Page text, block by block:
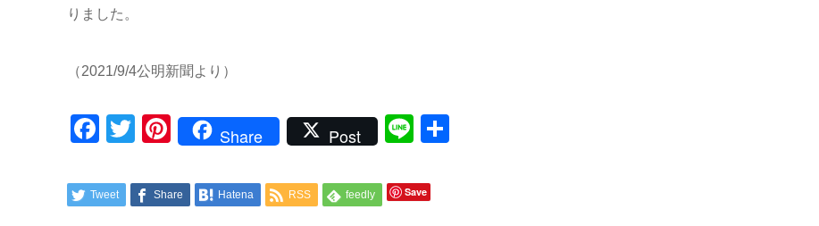
りました。
（2021/9/4公明新聞より）
Facebook
TwitterPinterest
Share Post Line
Tweet Share Hatena RSS feedly Save